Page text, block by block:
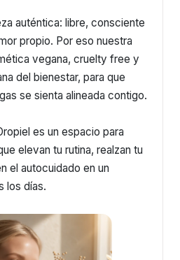
auténtica: libre, consciente
propio. Por eso nuestra
vegana, cruelty free y
del bienestar, para que
se sienta alineada contigo.
es un espacio para
elevan tu rutina, realzan tu
el autocuidado en un
los días.